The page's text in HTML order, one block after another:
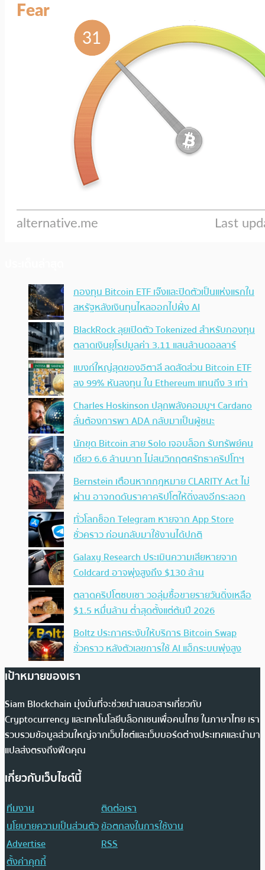
กองทุน Bitcoin ETF เจ๊งและปิดตัวเป็นแห่งแรกใน
สหรัฐหลังเงินทุนไหลออกไปฝั่ง AI
BlackRock ลุยเปิดตัว Tokenized สำหรับกองทุน
ตลาดเงินยุโรปมูลค่า 3.11 แสนล้านดอลลาร์
แบงก์ใหญ่สุดของอิตาลี ลดสัดส่วน Bitcoin ETF
ลง 99% หันลงทุน ใน Ethereum แทนถึง 3 เท่า
Charles Hoskinson ปลุกพลังคอมมูฯ Cardano
ลั่นต้องการพา ADA กลับมาเป็นผู้ชนะ
นักขุด Bitcoin สาย Solo เจอบล็อก รับทรัพย์คน
เดียว 6.6 ล้านบาท ไม่สนวิกฤตศรัทธาคริปโทฯ
Bernstein เตือนหากกฎหมาย CLARITY Act ไม่
ผ่าน อาจกดดันราคาคริปโตให้ดิ่งลงอีกระลอก
ทั่วโลกช็อก Telegram หายจาก App Store
ชั่วคราว ก่อนกลับมาใช้งานได้ปกติ
Galaxy Research ประเมินความเสียหายจาก
Coldcard อาจพุ่งสูงถึง $130 ล้าน
ตลาดคริปโตซบเซา วอลุ่มซื้อขายรายวันดิ่งเหลือ
$1.5 หมื่นล้าน ต่ำสุดตั้งแต่ต้นปี 2026
Boltz ประกาศระงับให้บริการ Bitcoin Swap
ชั่วคราว หลังตัวเลขการใช้ AI แฮ็กระบบพุ่งสูง
เป้าหมายของเรา
Siam Blockchain มุ่งมั่นที่จะช่วยนำเสนอสารเกี่ยวกับ
Cryptocurrency และเทคโนโลยีบล็อกเชนเพื่อคนไทย ในภาษาไทย เรา
รวบรวมข้อมูลส่วนใหญ่จากเว็บไซต์และเว็บบอร์ดต่างประเทศและนำมา
แปลส่งตรงถึงฟีดคุณ
เกี่ยวกับเว็บไซต์นี้
ทีมงาน
ติดต่อเรา
นโยบายความเป็นส่วนตัวข้อตกลงในการใช้งาน
Advertise
RSS
ตั้งค่าคุกกี้